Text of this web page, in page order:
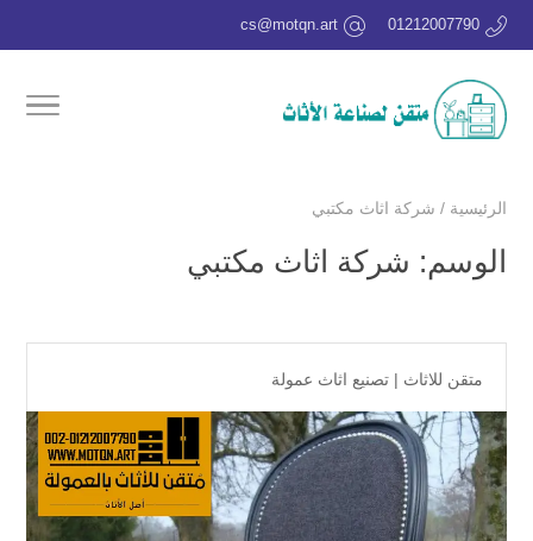
01212007790
cs@motqn.art
الرئيسية / شركة اثاث مكتبي
الوسم: شركة اثاث مكتبي
متقن للاثاث | تصنيع اثاث عمولة